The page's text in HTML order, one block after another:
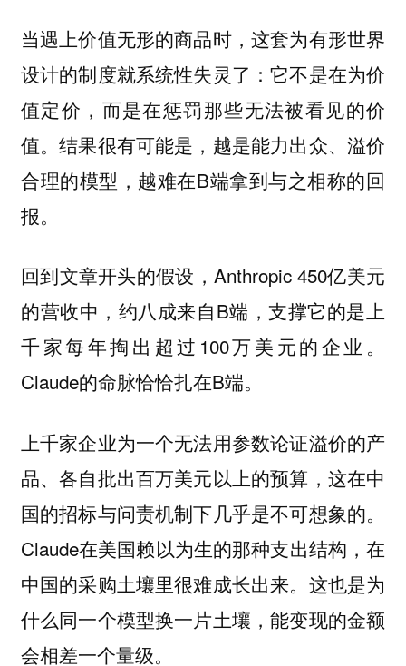
当遇上价值无形的商品时，这套为有形世界
设计的制度就系统性失灵了：它不是在为价
值定价，而是在惩罚那些无法被看见的价
值。结果很有可能是，越是能力出众、溢价
合理的模型，越难在B端拿到与之相称的回
报。
回到文章开头的假设，Anthropic 450亿美元
的营收中，约八成来自B端，支撑它的是上
千家每年掏出超过100万美元的企业。
Claude的命脉恰恰扎在B端。
上千家企业为一个无法用参数论证溢价的产
品、各自批出百万美元以上的预算，这在中
国的招标与问责机制下几乎是不可想象的。
Claude在美国赖以为生的那种支出结构，在
中国的采购土壤里很难成长出来。这也是为
什么同一个模型换一片土壤，能变现的金额
会相差一个量级。